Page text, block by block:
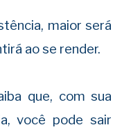
maior será
ao se render.
que, com sua
você pode sair